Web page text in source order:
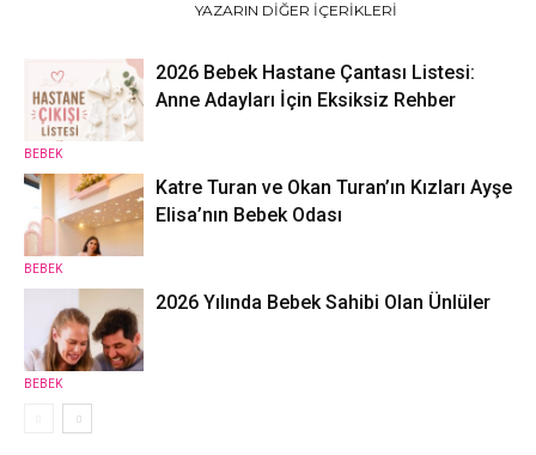
YAZARIN DIĞER İÇERIKLERI
BEBEK
2026 Bebek Hastane Çantası Listesi:
Anne Adayları İçin Eksiksiz Rehber
BEBEK
Katre Turan ve Okan Turan’ın Kızları Ayşe
Elisa’nın Bebek Odası
BEBEK
2026 Yılında Bebek Sahibi Olan Ünlüler